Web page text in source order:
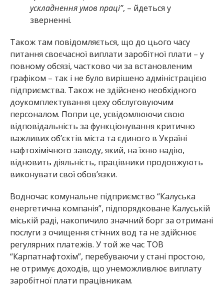
ускладнення умов праці”, – йдеться у
зверненні.
Також там повідомляється, що до цього часу
питання своєчасної виплати заробітної плати – у
повному обсязі, частково чи за встановленим
графіком – так і не було вирішено адміністрацією
підприємства. Також не здійснено необхідного
доукомплектування цеху обслуговуючим
персоналом. Попри це, усвідомлюючи свою
відповідальність за функціонування критично
важливих об’єктів міста та єдиного в Україні
нафтохімічного заводу, який, на їхню надію,
відновить діяльність, працівники продовжують
виконувати свої обов’язки.
Водночас комунальне підприємство “Калуська
енергетична компанія”, підпорядковане Калуській
міській раді, накопичило значний борг за отримані
послуги з очищення стічних вод та не здійснює
регулярних платежів. У той же час ТОВ
“Карпатнафтохім”, перебуваючи у стані простою,
не отримує доходів, що унеможливлює виплату
заробітної плати працівникам.